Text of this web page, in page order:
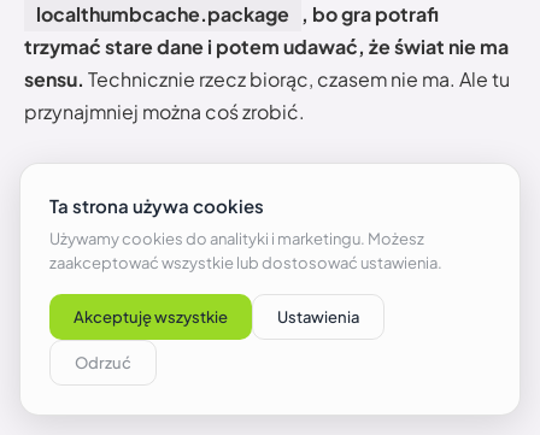
localthumbcache.package
, bo gra potrafi
trzymać stare dane i potem udawać, że świat nie ma
sensu. Technicznie rzecz biorąc, czasem nie ma. Ale tu
przynajmniej można coś zrobić.
Test 50/50 przy aspiracjach
Jeżeli problem pojawia się tylko z modami, użyj
metody 50/50. Podziel folder Mods na pół. Jedną
połowę wrzuć do gry, drugą odłóż na pulpit. Usuń
cache, uruchom grę i sprawdź aspirację. Jeśli problem
wraca, winny jest w tej połowie. Jeśli nie, szukaj w